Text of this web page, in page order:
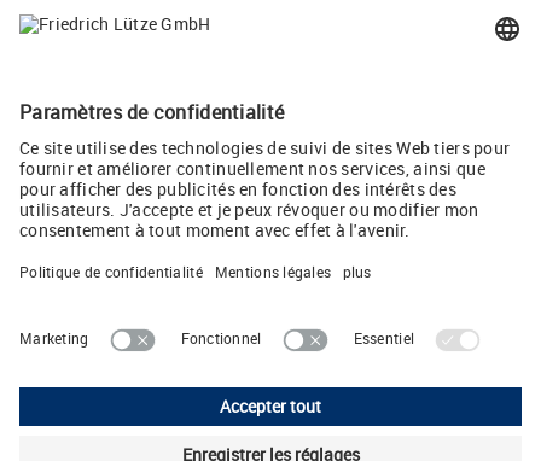
Téléchargement Presse
Extension de LÜTZE aux États-Unis (JPG, 3 MB)
Twitter
Lütze AG
Oststrasse 2 • CH-8854 Siebnen
Téléphone: +41 55 450 23-23 • E-Mail:info(at)luetze.ch